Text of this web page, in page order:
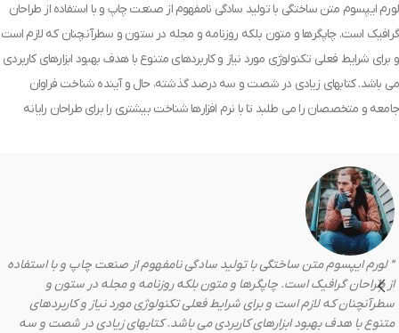
لورم ایپسوم متن ساختگی با تولید سادگی نامفهوم از صنعت چاپ و با استفاده از طراحان
گرافیک است. چاپگرها و متون بلکه روزنامه و مجله در ستون و سطرآنچنان که لازم است
و برای شرایط فعلی تکنولوژی مورد نیاز و کاربردهای متنوع با هدف بهبود ابزارهای کاربردی
می باشد. کتابهای زیادی در شصت و سه درصد گذشته، حال و آینده شناخت فراوان
جامعه و متخصصان را می طلبد تا با نرم افزارها شناخت بیشتری را برای طراحان رایانه
” لورم ایپسوم متن ساختگی با تولید سادگی نامفهوم از صنعت چاپ و با استفاده
از طراحان گرافیک است. چاپگرها و متون بلکه روزنامه و مجله در ستون و
سطرآنچنان که لازم است و برای شرایط فعلی تکنولوژی مورد نیاز و کاربردهای
متنوع با هدف بهبود ابزارهای کاربردی می باشد. کتابهای زیادی در شصت و سه